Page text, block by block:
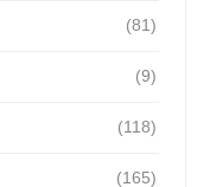
(81)
(9)
(118)
(165)